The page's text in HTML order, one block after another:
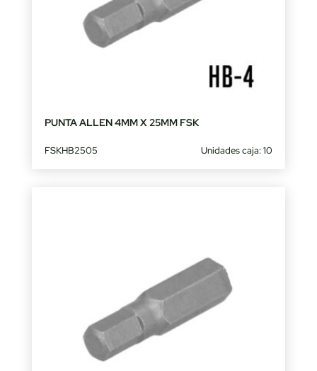
PUNTA ALLEN 4MM X 25MM FSK
FSKHB2505 Unidades caja: 10